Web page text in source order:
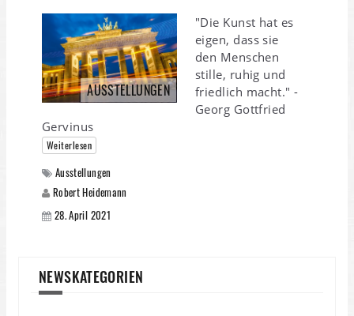
AUSSTELLUNGEN
"Die Kunst hat es
eigen, dass sie
den Menschen
stille, ruhig und
friedlich macht." -
Georg Gottfried
Gervinus
Weiterlesen
Ausstellungen
Robert Heidemann
28. April 2021
NEWSKATEGORIEN